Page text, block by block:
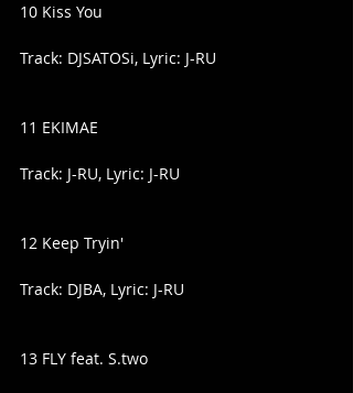
10 Kiss You
Track: DJSATOSi, Lyric: J-RU
11 EKIMAE
Track: J-RU, Lyric: J-RU
12 Keep Tryin'
Track: DJBA, Lyric: J-RU
13 FLY feat. S.two